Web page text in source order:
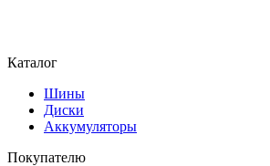
Каталог
Шины
Диски
Аккумуляторы
Покупателю